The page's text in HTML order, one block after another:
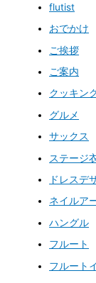
flutist
おでかけ
ご挨拶
ご案内
クッキン
グルメ
サックス
ステージ
ドレスデ
ネイルア
ハングル
フルート
フルート